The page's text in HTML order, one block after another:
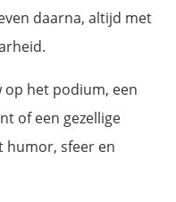
daarna, altijd met
op het podium, een
of een gezellige
humor, sfeer en